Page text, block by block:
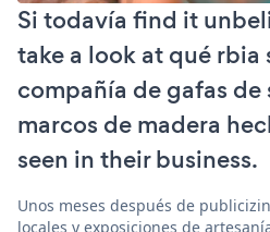
Si todavía find it
take a look at qué rbia
compañía de gafas de
marcos de madera
seen in their business.
Unos meses después de
locales y exposiciones de